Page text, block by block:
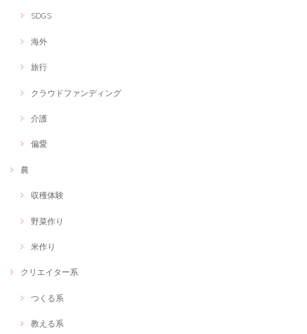
SDGS
海外
旅行
クラウドファンディング
介護
偏愛
農
収穫体験
野菜作り
米作り
クリエイター系
つくる系
教える系